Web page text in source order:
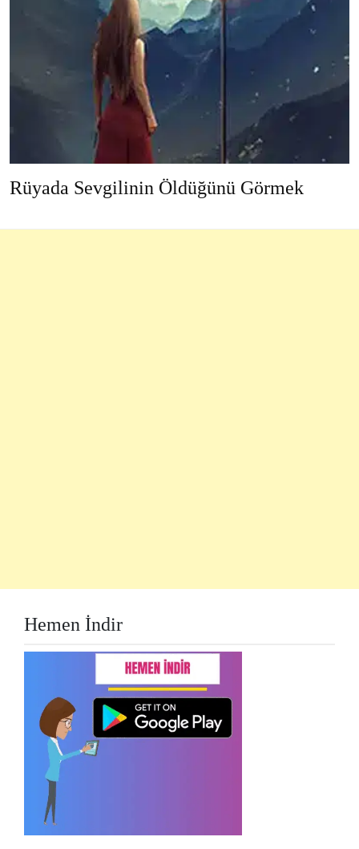
Rüyada Sevgilinin Öldüğünü Görmek
Hemen İndir